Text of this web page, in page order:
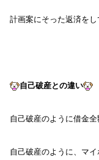
計画案にそった返済を
自己破産との違い
自己破産のように借金
自己破産のように、マ